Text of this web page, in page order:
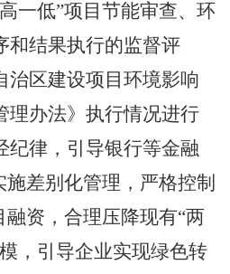
一低”项目节能审查、环
和结果执行的监督评
治区建设项目环境影响
理办法》执行情况进行
纪律，引导银行等金融
施差别化管理，严格控制
融资，合理压降现有“两
，引导企业实现绿色转